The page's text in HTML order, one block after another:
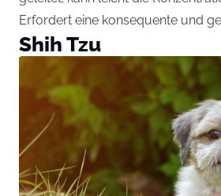
Erfordert eine konsequente und
Shih Tzu